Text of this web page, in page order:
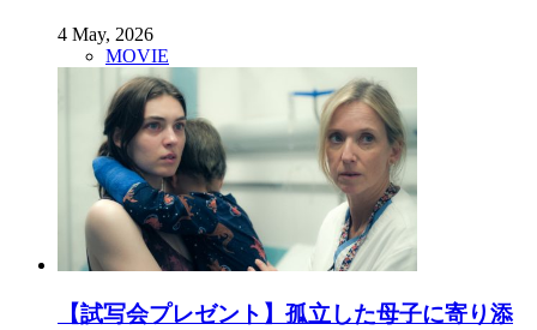
4 May, 2026
MOVIE
【試写会プレゼント】孤立した母子に寄り添